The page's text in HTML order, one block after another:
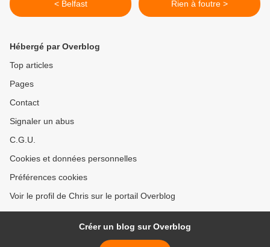
< Belfast Rien à foutre >
Hébergé par Overblog
Top articles
Pages
Contact
Signaler un abus
C.G.U.
Cookies et données personnelles
Préférences cookies
Voir le profil de Chris sur le portail Overblog
Créer un blog sur Overblog